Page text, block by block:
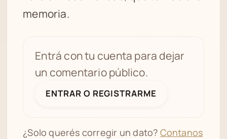
memoria.
Entrá con tu cuenta para dejar
un comentario público.
ENTRAR O REGISTRARME
¿Solo querés corregir un dato? Contanos